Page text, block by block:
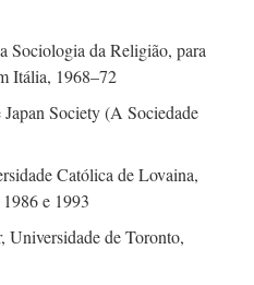
Sociologia da Religião, para
Itália, 1968–72
Society (A Sociedade
Católica de Lovaina,
e 1993
Universidade de Toronto,